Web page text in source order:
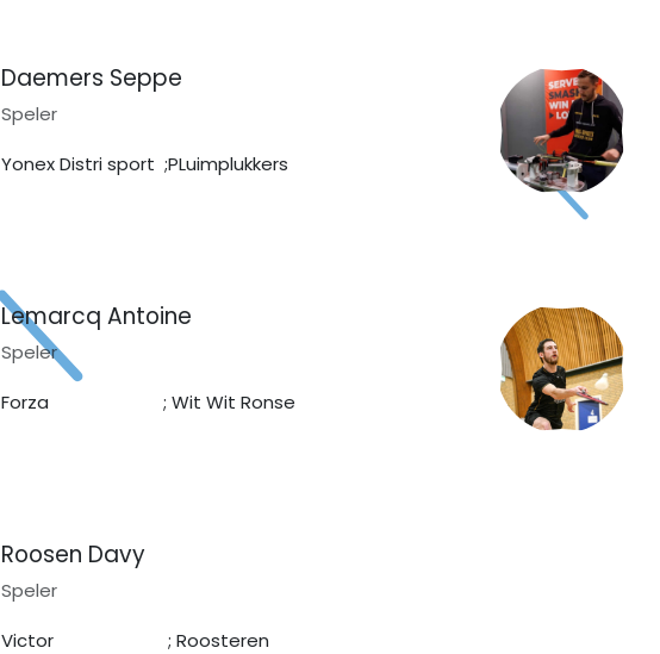
Daemers Seppe
Speler
Yonex Distri sport ;PLuimplukkers
Lemarcq Antoine
Speler
Forza ; Wit Wit Ronse
Roosen Davy
Speler
Victor ; Roosteren